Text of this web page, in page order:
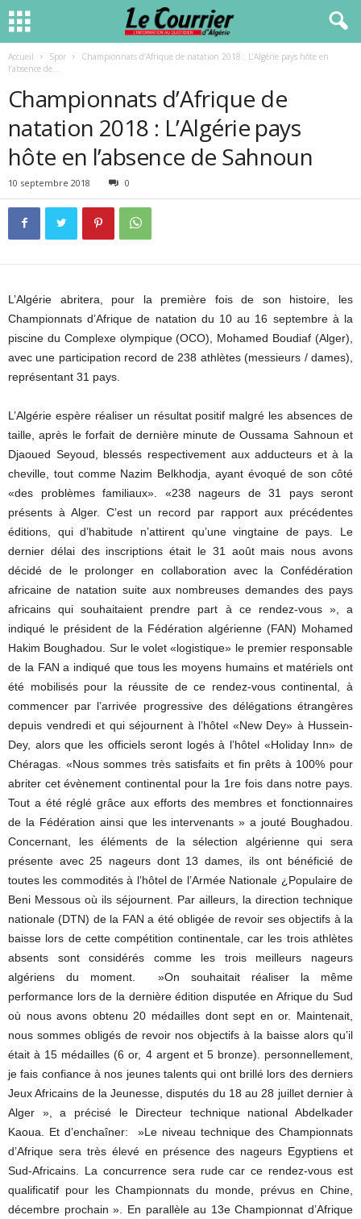
Accueil Spor
Championnats d’Afrique de natation 2018 : L’Algérie pays hôte en
l’absence de...
Championnats d’Afrique de
natation 2018 : L’Algérie pays
hôte en l’absence de Sahnoun
10 septembre 2018 0
L’Algérie abritera, pour la première fois de son histoire, les
Championnats d’Afrique de natation du 10 au 16 septembre à la
piscine du Complexe olympique (OCO), Mohamed Boudiaf (Alger),
avec une participation record de 238 athlètes (messieurs / dames),
représentant 31 pays.
L’Algérie espère réaliser un résultat positif malgré les absences de
taille, après le forfait de dernière minute de Oussama Sahnoun et
Djaoued Seyoud, blessés respectivement aux adducteurs et à la
cheville, tout comme Nazim Belkhodja, ayant évoqué de son côté
«des problèmes familiaux». «238 nageurs de 31 pays seront
présents à Alger. C’est un record par rapport aux précédentes
éditions, qui d’habitude n’attirent qu’une vingtaine de pays. Le
dernier délai des inscriptions était le 31 août mais nous avons
décidé de le prolonger en collaboration avec la Confédération
africaine de natation suite aux nombreuses demandes des pays
africains qui souhaitaient prendre part à ce rendez-vous », a
indiqué le président de la Fédération algérienne (FAN) Mohamed
Hakim Boughadou. Sur le volet «logistique» le premier responsable
de la FAN a indiqué que tous les moyens humains et matériels ont
été mobilisés pour la réussite de ce rendez-vous continental, à
commencer par l’arrivée progressive des délégations étrangères
depuis vendredi et qui séjournent à l’hôtel «New Dey» à Hussein-
Dey, alors que les officiels seront logés à l’hôtel «Holiday Inn» de
Chéragas. «Nous sommes très satisfaits et fin prêts à 100% pour
abriter cet évènement continental pour la 1re fois dans notre pays.
Tout a été réglé grâce aux efforts des membres et fonctionnaires
de la Fédération ainsi que les intervenants » a jouté Boughadou.
Concernant, les éléments de la sélection algérienne qui sera
présente avec 25 nageurs dont 13 dames, ils ont bénéficié de
toutes les commodités à l’hôtel de l’Armée Nationale ¿Populaire de
Beni Messous où ils séjournent. Par ailleurs, la direction technique
nationale (DTN) de la FAN a été obligée de revoir ses objectifs à la
baisse lors de cette compétition continentale, car les trois athlètes
absents sont considérés comme les trois meilleurs nageurs
algériens du moment. »On souhaitait réaliser la même
performance lors de la dernière édition disputée en Afrique du Sud
où nous avons obtenu 20 médailles dont sept en or. Maintenait,
nous sommes obligés de revoir nos objectifs à la baisse alors qu’il
était à 15 médailles (6 or, 4 argent et 5 bronze). personnellement,
je fais confiance à nos jeunes talents qui ont brillé lors des derniers
Jeux Africains de la Jeunesse, disputés du 18 au 28 juillet dernier à
Alger », a précisé le Directeur technique national Abdelkader
Kaoua. Et d’enchaîner: »Le niveau technique des Championnats
d’Afrique sera très élevé en présence des nageurs Egyptiens et
Sud-Africains. La concurrence sera rude car ce rendez-vous est
qualificatif pour les Championnats du monde, prévus en Chine,
décembre prochain ». En parallèle au 13e Championnat d’Afrique